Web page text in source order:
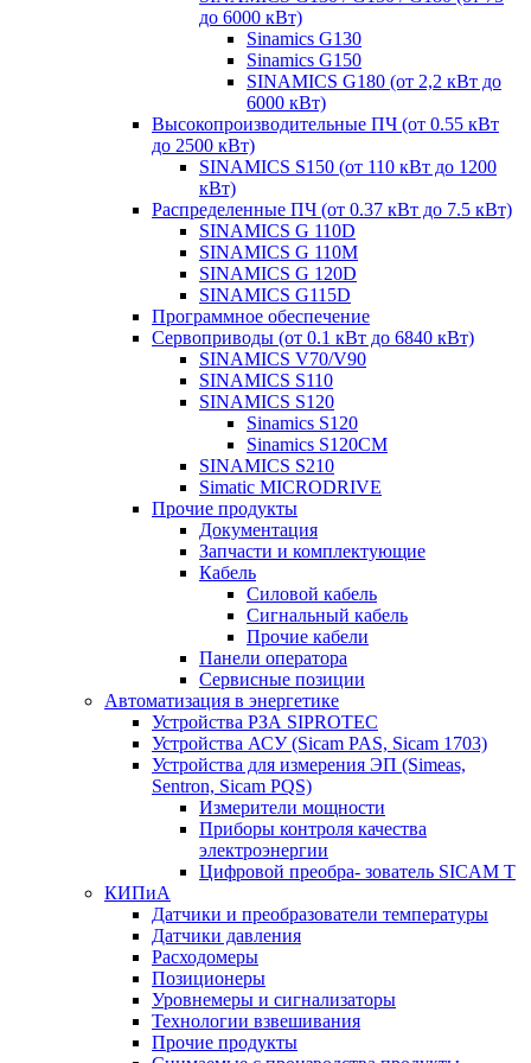
до 6000 кВт)
Sinamics G130
Sinamics G150
SINAMICS G180 (от 2,2 кВт до
6000 кВт)
Высокопроизводительные ПЧ (от 0.55 кВт
до 2500 кВт)
SINAMICS S150 (от 110 кВт до 1200
кВт)
Распределенные ПЧ (от 0.37 кВт до 7.5 кВт)
SINAMICS G 110D
SINAMICS G 110M
SINAMICS G 120D
SINAMICS G115D
Программное обеспечение
Сервоприводы (от 0.1 кВт до 6840 кВт)
SINAMICS V70/V90
SINAMICS S110
SINAMICS S120
Sinamics S120
Sinamics S120CM
SINAMICS S210
Simatic MICRODRIVE
Прочие продукты
Документация
Запчасти и комплектующие
Кабель
Силовой кабель
Сигнальный кабель
Прочие кабели
Панели оператора
Сервисные позиции
Автоматизация в энергетике
Устройства РЗА SIPROTEC
Устройства АСУ (Sicam PAS, Sicam 1703)
Устройства для измерения ЭП (Simeas,
Sentron, Sicam PQS)
Измерители мощности
Приборы контроля качества
электроэнергии
Цифровой преобра- зователь SICAM T
КИПиА
Датчики и преобразователи температуры
Датчики давления
Расходомеры
Позиционеры
Уровнемеры и сигнализаторы
Технологии взвешивания
Прочие продукты